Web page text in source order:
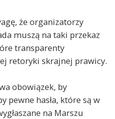
że organizatorzy
muszą na taki przekaz
transparenty
retoryki skrajnej prawicy.
obowiązek, by
pewne hasła, które są w
na Marszu